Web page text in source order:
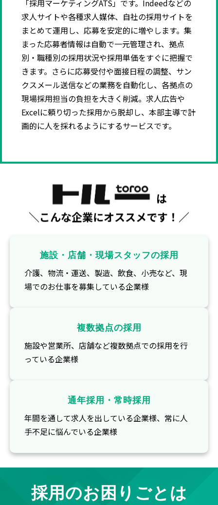
「採用マーケティングATS」です。Indeedなどの
求人サイトや各種求人媒体、自社の採用サイトを
まとめて運用し、応募を安定的に増やします。集
まった応募者情報は自動で一元管理され、拠点
別・職種別の採用状況や採用単価をすぐに把握で
きます。さらに応募受付や面接日程の調整、サン
クスメール送信などの業務を自動化し、各拠点の
現場採用担当の負担を大きく削減。求人広告や
Excelに頼り切った採用から脱却し、本部主導で計
画的に人を採れるようにするサービスです。
は
＼こんな企業にオススメです！／
施設・店舗・現場スタッフの採用
介護、物流・運送、製造、飲食、小売など、現
場でのお仕事を募集している企業様
複数拠点の採用
施設や営業所、店舗など複数拠点での採用を行
っている企業様
通年採用・常時採用
年間を通して求人を出している企業様、常に人
手不足に悩んでいる企業様
採用のお困りごとは